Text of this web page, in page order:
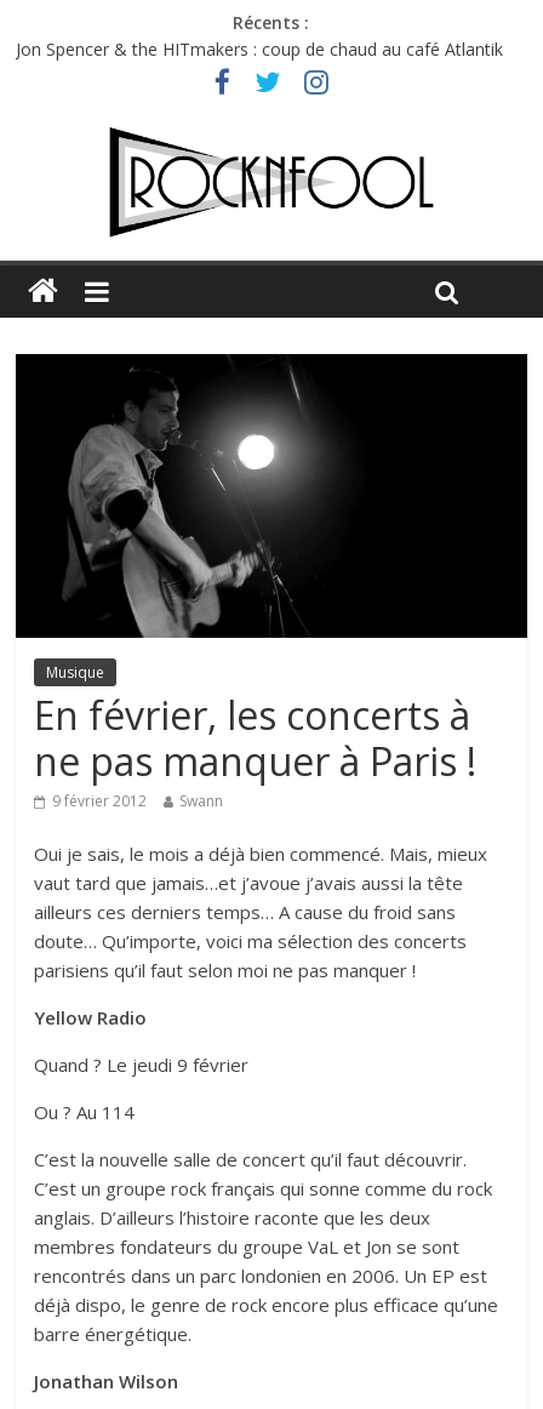
Récents :
Jon Spencer & the HITmakers : coup de chaud au café Atlantik
Hellfest 2026 vendredi : température et émotions en hausse
Hellfest 2026 jeudi : impossible de choisir entre chaleur et bonne
Première édition du Midgard Festival : entre bière, métal et
Charlie Puth à l’Olympia : la leçon de pop du Professeur Puth
Musique
En février, les concerts à
ne pas manquer à Paris !
9 février 2012 Swann
Oui je sais, le mois a déjà bien commencé. Mais, mieux
vaut tard que jamais…et j’avoue j’avais aussi la tête
ailleurs ces derniers temps… A cause du froid sans
doute… Qu’importe, voici ma sélection des concerts
parisiens qu’il faut selon moi ne pas manquer !
Yellow Radio
Quand ? Le jeudi 9 février
Ou ? Au 114
C’est la nouvelle salle de concert qu’il faut découvrir.
C’est un groupe rock français qui sonne comme du rock
anglais. D’ailleurs l’histoire raconte que les deux
membres fondateurs du groupe VaL et Jon se sont
rencontrés dans un parc londonien en 2006. Un EP est
déjà dispo, le genre de rock encore plus efficace qu’une
barre énergétique.
Jonathan Wilson